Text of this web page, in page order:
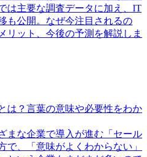
は主要な調査データに加え、IT
も公開。なぜ今注目されるの
リット、今後の予測を解説しま
は？言葉の意味や必要性をわか
まな企業で導入が進む「セール
で、「意味がよくわからない」